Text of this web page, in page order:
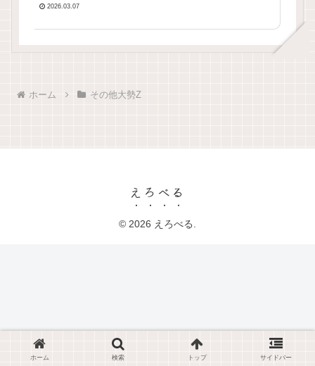
2026.03.07
ホーム その他大勢Z
えろべる
© 2026 えろべる.
ホーム 検索 トップ サイドバー